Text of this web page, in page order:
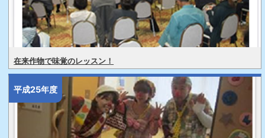
在来作物で味覚のレッスン！
平成25年度